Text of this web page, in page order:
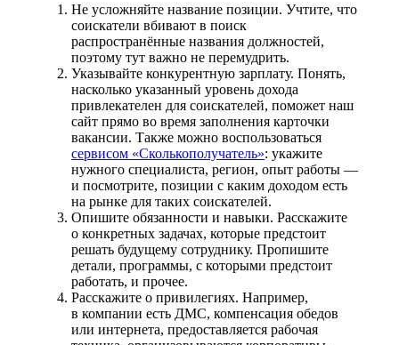
Не усложняйте название позиции. Учтите, что
соискатели вбивают в поиск
распространённые названия должностей,
поэтому тут важно не перемудрить.
Указывайте конкурентную зарплату. Понять,
насколько указанный уровень дохода
привлекателен для соискателей, поможет наш
сайт прямо во время заполнения карточки
вакансии. Также можно воспользоваться
сервисом «Сколькополучатель»: укажите
нужного специалиста, регион, опыт работы —
и посмотрите, позиции с каким доходом есть
на рынке для таких соискателей.
Опишите обязанности и навыки. Расскажите
о конкретных задачах, которые предстоит
решать будущему сотруднику. Пропишите
детали, программы, с которыми предстоит
работать, и прочее.
Расскажите о привилегиях. Например,
в компании есть ДМС, компенсация обедов
или интернета, предоставляется рабочая